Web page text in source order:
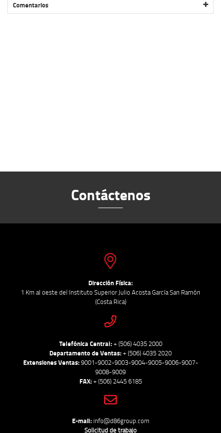
Comentarios
Contáctenos
Dirección Física:
1 Km al oeste del Instituto Superior Julio Acosta García San Ramón
(Costa Rica)
Telefónica Central:+ (506) 4035 2000
Departamento de Ventas:+ (506) 4035 2020
Extensiones Ventas:9001-9002-9003-9004-9005-9006-9007-
9008-9009
FAX:+ (506) 2445 6185
E-mail: info@d86group.com
Solicitud de trabajo